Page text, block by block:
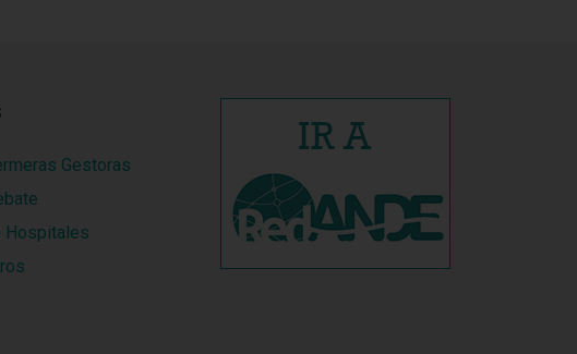
Gestoras
Hospitales